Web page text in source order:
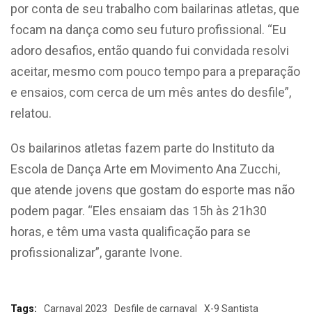
por conta de seu trabalho com bailarinas atletas, que
focam na dança como seu futuro profissional. “Eu
adoro desafios, então quando fui convidada resolvi
aceitar, mesmo com pouco tempo para a preparação
e ensaios, com cerca de um mês antes do desfile”,
relatou.
Os bailarinos atletas fazem parte do Instituto da
Escola de Dança Arte em Movimento Ana Zucchi,
que atende jovens que gostam do esporte mas não
podem pagar. “Eles ensaiam das 15h às 21h30
horas, e têm uma vasta qualificação para se
profissionalizar”, garante Ivone.
Tags: Carnaval 2023 Desfile de carnaval X-9 Santista